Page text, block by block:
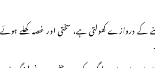
کے دروازے کھولتی ہے، سختی اور غصہ کھلے ہوئے